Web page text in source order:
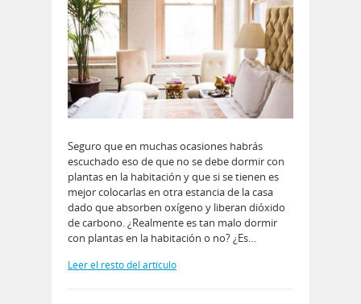
Seguro que en muchas ocasiones habrás
escuchado eso de que no se debe dormir con
plantas en la habitación y que si se tienen es
mejor colocarlas en otra estancia de la casa
dado que absorben oxígeno y liberan dióxido
de carbono. ¿Realmente es tan malo dormir
con plantas en la habitación o no? ¿Es…
Leer el resto del artículo